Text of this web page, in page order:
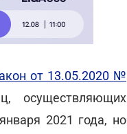
от 13.05.2020 №
осуществляющих
2021 года, но